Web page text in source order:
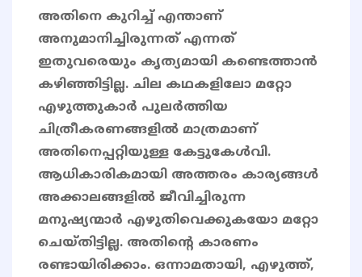
അതിനെ കുറിച്ച് എന്താണ്
അനുമാനിച്ചിരുന്നത് എന്നത്
ഇതുവരെയും കൃത്യമായി കണ്ടെത്താൻ
കഴിഞ്ഞിട്ടില്ല. ചില കഥകളിലോ മറ്റോ
എഴുത്തുകാർ പുലർത്തിയ
ചിത്രീകരണങ്ങളിൽ മാത്രമാണ്
അതിനെപ്പറ്റിയുള്ള കേട്ടുകേൾവി.
ആധികാരികമായി അത്തരം കാര്യങ്ങൾ
അക്കാലങ്ങളിൽ ജീവിച്ചിരുന്ന
മനുഷ്യന്മാർ എഴുതിവെക്കുകയോ മറ്റോ
ചെയ്തിട്ടില്ല. അതിൻ്റെ കാരണം
രണ്ടായിരിക്കാം. ഒന്നാമതായി, എഴുത്ത്,